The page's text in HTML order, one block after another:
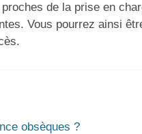
de la prise en
Vous pourrez ainsi
obsèques ?